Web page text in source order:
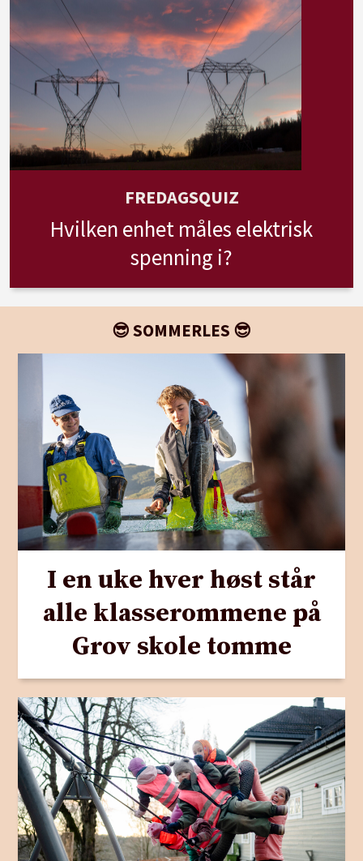
FREDAGSQUIZ
Hvilken enhet måles elektrisk
spenning i?
😎 SOMMERLES 😎
I en uke hver høst står
alle klasserommene på
Grov skole tomme